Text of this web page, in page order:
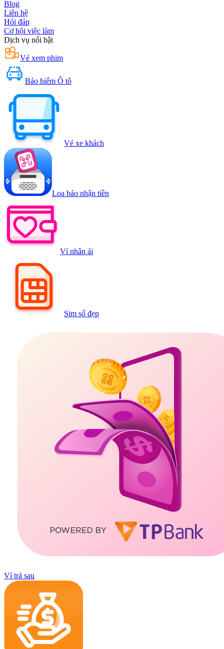
Blog
Liên hệ
Hỏi đáp
Cơ hội việc làm
Dịch vụ nổi bật
Vé xem phim
Bảo hiểm Ô tô
Vé xe khách
Loa báo nhận tiền
Ví nhân ái
Sim số đẹp
Ví trả sau